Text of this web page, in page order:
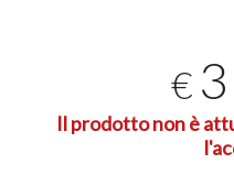
€
Il prodotto non è